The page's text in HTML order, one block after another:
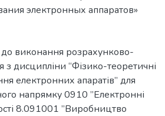
электронных аппаратов»
до виконання розрахунково-
з дисципліни “Фізико-теоретичні
електронних апаратів” для
напрямку 0910 ”Електронні
8.091001 ”Виробництво